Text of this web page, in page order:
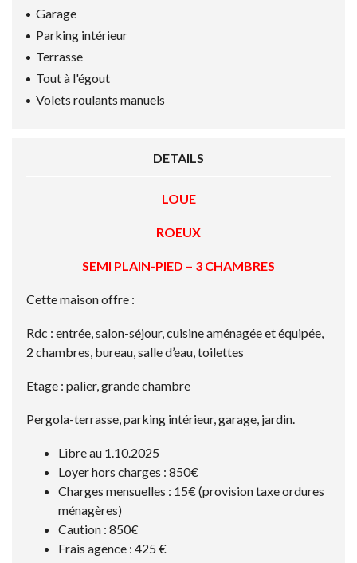
Garage
Parking intérieur
Terrasse
Tout à l'égout
Volets roulants manuels
DETAILS
LOUE
ROEUX
SEMI PLAIN-PIED – 3 CHAMBRES
Cette maison offre :
Rdc : entrée, salon-séjour, cuisine aménagée et équipée,
2 chambres, bureau, salle d’eau, toilettes
Etage : palier, grande chambre
Pergola-terrasse, parking intérieur, garage, jardin.
Libre au 1.10.2025
Loyer hors charges : 850€
Charges mensuelles : 15€ (provision taxe ordures
ménagères)
Caution : 850€
Frais agence : 425 €